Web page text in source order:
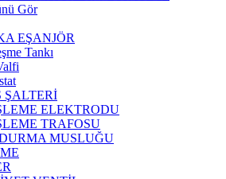
Gör
EŞANJÖR
Tankı
ŞALTERİ
ELEKTRODU
TRAFOSU
MUSLUĞU